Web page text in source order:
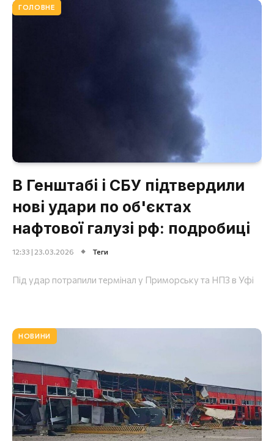
ГОЛОВНЕ
В Генштабі і СБУ підтвердили
нові удари по об'єктах
нафтової галузі рф: подробиці
12:33 | 23.03.2026 Теги
Під удар потрапили термінал у Приморську та НПЗ в Уфі
НОВИНИ